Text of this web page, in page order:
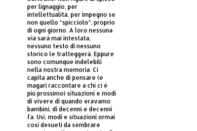
per lignaggio, per
intellettualità, per impegno se
non quello “spicciolo”, proprio
di ogni giorno. A loro nessuna
via sarà mai intestata,
nessuno testo di nessuno
storico le tratteggerà. Eppure
sono comunque indelebili
nella nostra memoria. Ci
capita anche di pensare (e
magari raccontare a chi ci è
più prossimo) situazioni e modi
di vivere di quando eravamo
bambini, di decenni e decenni
fa. Usi, modi e situazioni ormai
così desueti da sembrare